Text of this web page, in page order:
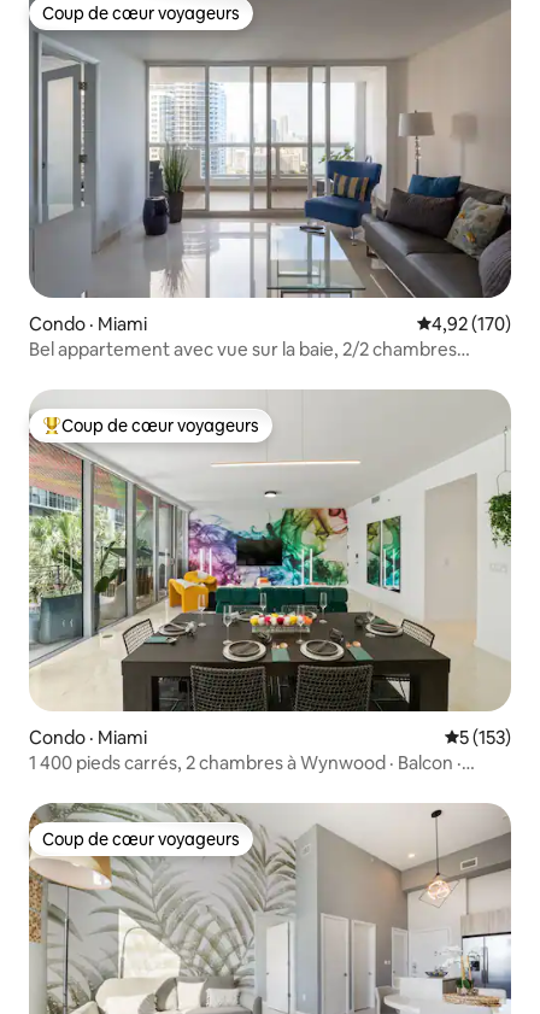
Coup de cœur voyageurs
Coup de cœur voyageurs
Condo · Miami Note
4,92 (170)
Bel appartement avec vue sur la baie, 2/2 chambres
Coup de cœur voyageurs parmi les plus aimés
Coup de cœur voyageurs
Condo · Miami Note
5 (153)
1 400 pieds carrés, 2 chambres à Wynwood · Balcon ·
Coup de cœur voyageurs
Coup de cœur voyageurs